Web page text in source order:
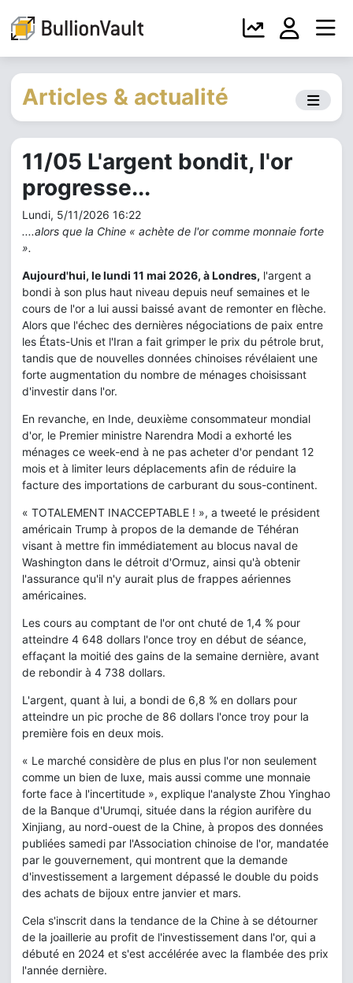
Articles & actualité
11/05 L'argent bondit, l'or
progresse...
Lundi, 5/11/2026 16:22
....alors que la Chine « achète de l'or comme monnaie forte
».
Aujourd'hui, le lundi 11 mai 2026, à Londres, l'argent a
bondi à son plus haut niveau depuis neuf semaines et le
cours de l'or a lui aussi baissé avant de remonter en flèche.
Alors que l'échec des dernières négociations de paix entre
les États-Unis et l'Iran a fait grimper le prix du pétrole brut,
tandis que de nouvelles données chinoises révélaient une
forte augmentation du nombre de ménages choisissant
d'investir dans l'or.
En revanche, en Inde, deuxième consommateur mondial
d'or, le Premier ministre Narendra Modi a exhorté les
ménages ce week-end à ne pas acheter d'or pendant 12
mois et à limiter leurs déplacements afin de réduire la
facture des importations de carburant du sous-continent.
« TOTALEMENT INACCEPTABLE ! », a tweeté le président
américain Trump à propos de la demande de Téhéran
visant à mettre fin immédiatement au blocus naval de
Washington dans le détroit d'Ormuz, ainsi qu'à obtenir
l'assurance qu'il n'y aurait plus de frappes aériennes
américaines.
Les cours au comptant de l'or ont chuté de 1,4 % pour
atteindre 4 648 dollars l'once troy en début de séance,
effaçant la moitié des gains de la semaine dernière, avant
de rebondir à 4 738 dollars.
L'argent, quant à lui, a bondi de 6,8 % en dollars pour
atteindre un pic proche de 86 dollars l'once troy pour la
première fois en deux mois.
« Le marché considère de plus en plus l'or non seulement
comme un bien de luxe, mais aussi comme une monnaie
forte face à l'incertitude », explique l'analyste Zhou Yinghao
de la Banque d'Urumqi, située dans la région aurifère du
Xinjiang, au nord-ouest de la Chine, à propos des données
publiées samedi par l'Association chinoise de l'or, mandatée
par le gouvernement, qui montrent que la demande
d'investissement a largement dépassé le double du poids
des achats de bijoux entre janvier et mars.
Cela s'inscrit dans la tendance de la Chine à se détourner
de la joaillerie au profit de l'investissement dans l'or, qui a
débuté en 2024 et s'est accélérée avec la flambée des prix
l'année dernière.